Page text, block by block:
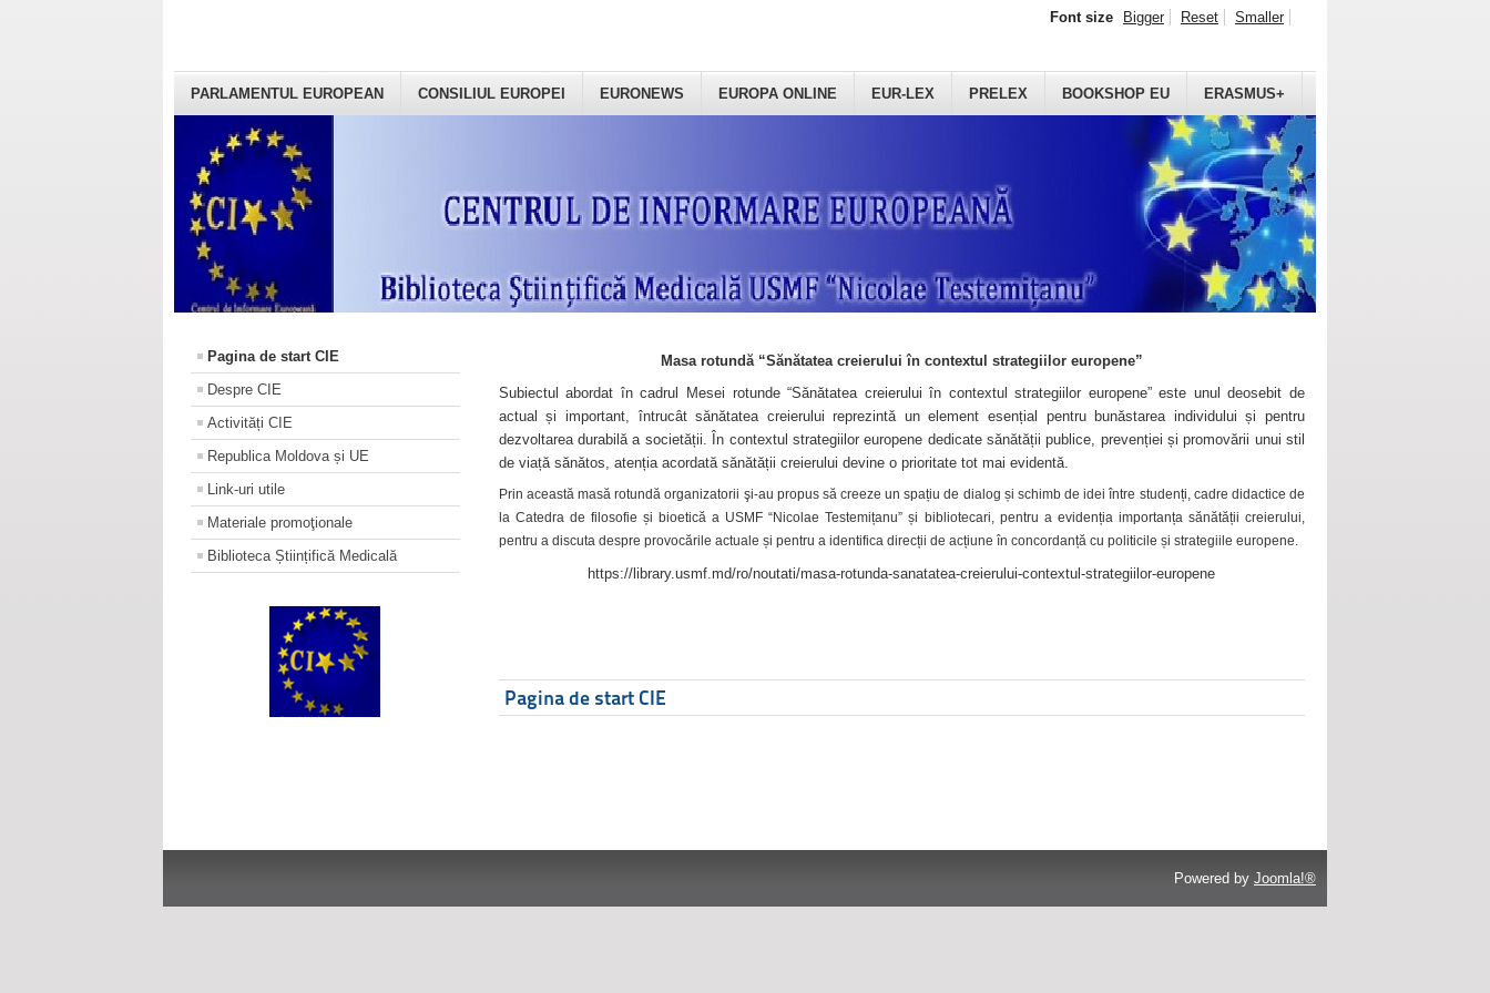
PARLAMENTUL EUROPEAN CONSILIUL EUROPEI EURONEWS EUROPA ONLINE EUR-LEX PRELEX BOOKSHOP EU ERASMUS+
Font size Bigger Reset Smaller
Pagina de start CIE
Despre CIE
Activități CIE
Republica Moldova și UE
Link-uri utile
Materiale promoţionale
Biblioteca Științifică Medicală
Masa rotundă “Sănătatea creierului în contextul strategiilor europene”
Subiectul abordat în cadrul Mesei rotunde “Sănătatea creierului în contextul strategiilor europene” este unul deosebit de
actual și important, întrucât sănătatea creierului reprezintă un element esențial pentru bunăstarea individului și pentru
dezvoltarea durabilă a societății. În contextul strategiilor europene dedicate sănătății publice, prevenției și promovării unui stil
de viață sănătos, atenția acordată sănătății creierului devine o prioritate tot mai evidentă.
Prin această masă rotundă organizatorii şi-au propus să creeze un spațiu de dialog și schimb de idei între studenți, cadre didactice de
la Catedra de filosofie și bioetică a USMF “Nicolae Testemițanu” și bibliotecari, pentru a evidenția importanța sănătății creierului,
pentru a discuta despre provocările actuale și pentru a identifica direcții de acțiune în concordanță cu politicile și strategiile europene.
https://library.usmf.md/ro/noutati/masa-rotunda-sanatatea-creierului-contextul-strategiilor-europene
Pagina de start CIE
Powered by Joomla!®